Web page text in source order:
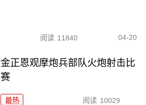
阅读 11840 04-20
金正恩观摩炮兵部队火炮射击比
赛
最热 阅读 10029